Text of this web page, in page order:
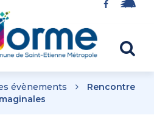
Lien
compte
Facebook
Lien
compte
illiwap
la
évènements
Rencontre